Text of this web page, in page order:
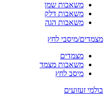
משאבות שמן
משאבות דלק
משאבות הגה
מצמדים/מיסבי לחץ
מצמדים
משאבות מצמד
מיסב לחץ
בולמי זעזועים